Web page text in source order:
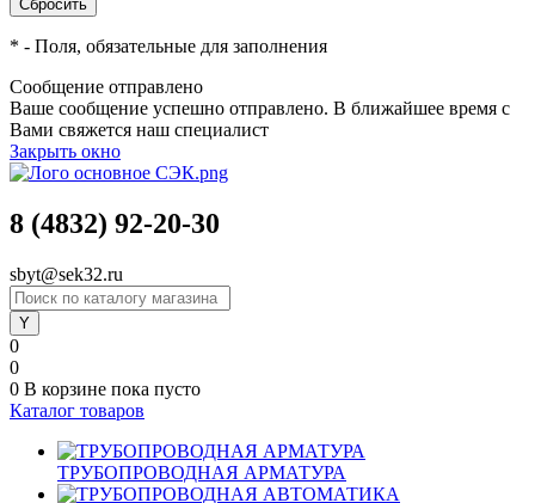
* - Поля, обязательные для заполнения
Сообщение отправлено
Ваше сообщение успешно отправлено. В ближайшее время с
Вами свяжется наш специалист
Закрыть окно
8 (4832) 92-20-30
sbyt@sek32.ru
0
0
0 В корзине пока пусто
Каталог товаров
ТРУБОПРОВОДНАЯ АРМАТУРА